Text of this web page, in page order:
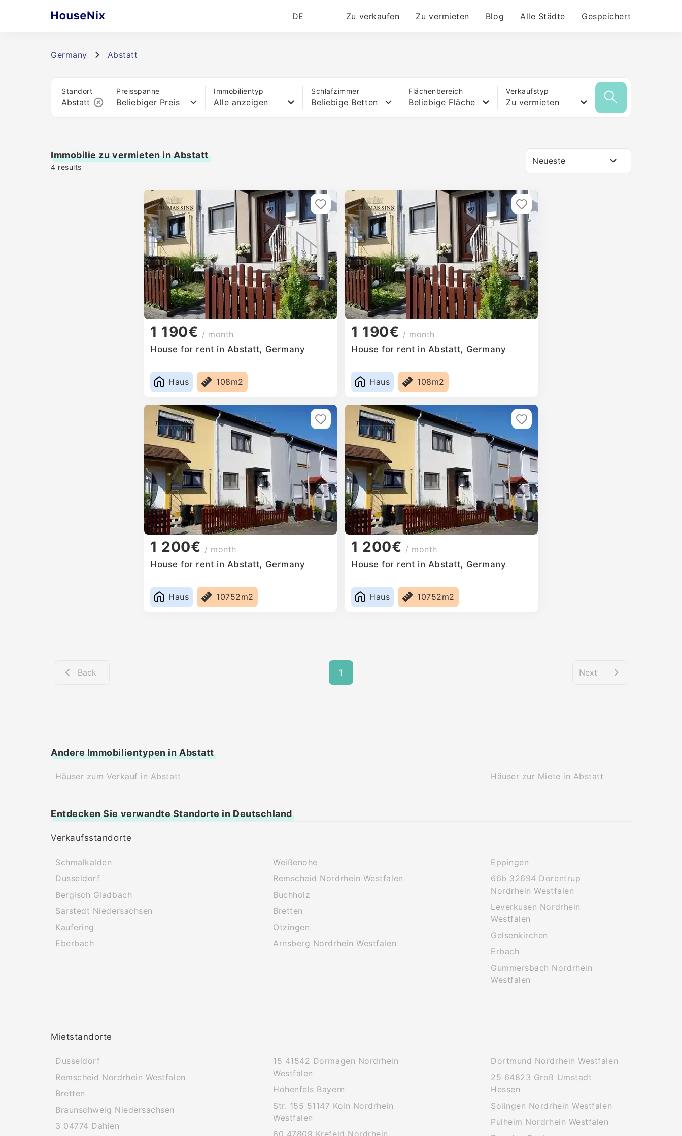
DE Zu verkaufen Zu vermieten Blog Alle Städte Gespeichert
Germany Abstatt
Standort Preisspanne
Beliebiger Preis
Immobilientyp
Alle anzeigen
Schlafzimmer
Beliebige Betten
Flächenbereich
Beliebige Fläche
Verkaufstyp
Zu vermieten
Immobilie zu vermieten in Abstatt
4 results
Neueste
1 190€ / month
House for rent in Abstatt, Germany
Haus 108m2
1 190€ / month
House for rent in Abstatt, Germany
Haus 108m2
1 200€ / month
House for rent in Abstatt, Germany
Haus 10752m2
1 200€ / month
House for rent in Abstatt, Germany
Haus 10752m2
Back 1 Next
Andere Immobilientypen in Abstatt
Häuser zum Verkauf in Abstatt Häuser zur Miete in Abstatt
Entdecken Sie verwandte Standorte in Deutschland
Verkaufsstandorte
Schmalkalden
Dusseldorf
Bergisch Gladbach
Sarstedt Niedersachsen
Kaufering
Eberbach
Weißenohe
Remscheid Nordrhein Westfalen
Buchholz
Bretten
Otzingen
Arnsberg Nordrhein Westfalen
Eppingen
66b 32694 Dorentrup
Nordrhein Westfalen
Leverkusen Nordrhein
Westfalen
Gelsenkirchen
Erbach
Gummersbach Nordrhein
Westfalen
Mietstandorte
Dusseldorf
Remscheid Nordrhein Westfalen
Bretten
Braunschweig Niedersachsen
3 04774 Dahlen
15 41542 Dormagen Nordrhein
Westfalen
Hohenfels Bayern
Str. 155 51147 Koln Nordrhein
Westfalen
60 47809 Krefeld Nordrhein
Dortmund Nordrhein Westfalen
25 64823 Groß Umstadt
Hessen
Solingen Nordrhein Westfalen
Pulheim Nordrhein Westfalen